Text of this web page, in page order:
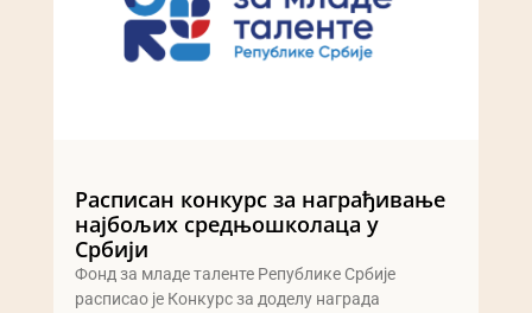
Расписан конкурс за награђивање
најбољих средњошколаца у
Србији
Фонд за младе таленте Републике Србије
расписао је Конкурс за доделу награда